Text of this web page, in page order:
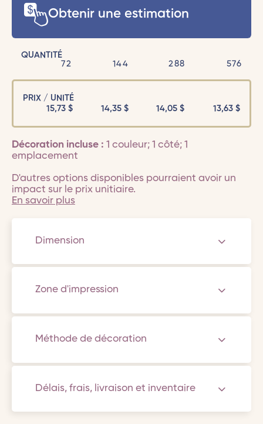
Obtenir une estimation
QUANTITÉ
72
144 288 576
PRIX / UNITÉ
15,73 $ 14,35$ 14,05$ 13,63$
Décoration incluse : 1 couleur; 1 côté; 1
emplacement
D'autres options disponibles pourraient avoir un
impact sur le prix unitiaire.
En savoir plus
Dimension
Zone d'impression
Méthode de décoration
Délais, frais, livraison et inventaire